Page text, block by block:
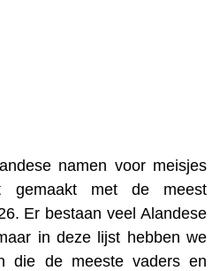
namen voor meisjes
gemaakt met de meest
Er bestaan veel Alandese
in deze lijst hebben we
die de meeste vaders en